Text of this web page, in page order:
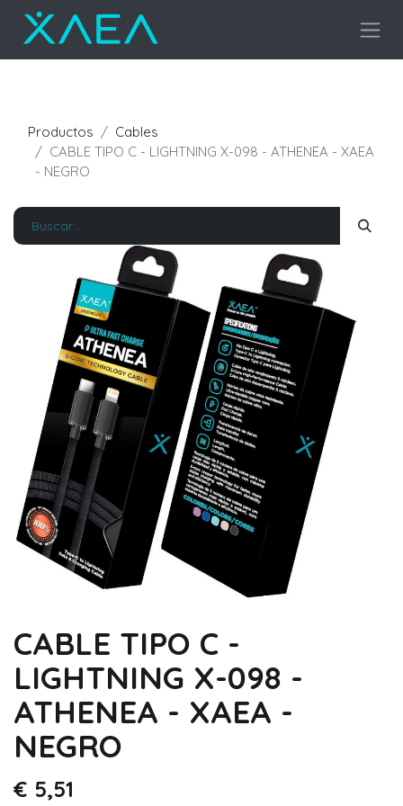
Productos
Cables
CABLE TIPO C - LIGHTNING X-098 - ATHENEA - XAEA
- NEGRO
CABLE TIPO C -
LIGHTNING X-098 -
ATHENEA - XAEA -
NEGRO
€ 5,51